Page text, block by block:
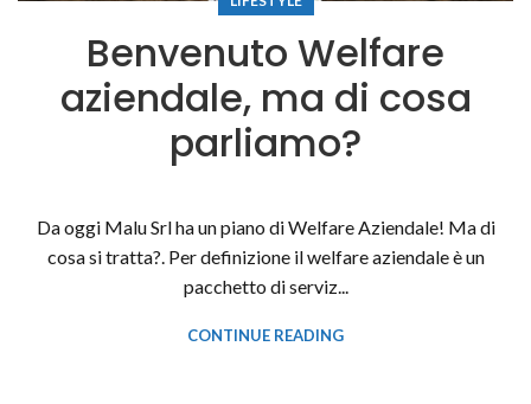
Benvenuto Welfare
aziendale, ma di cosa
parliamo?
Da oggi Malu Srl ha un piano di Welfare Aziendale! Ma di
cosa si tratta?. Per definizione il welfare aziendale è un
pacchetto di serviz...
CONTINUE READING